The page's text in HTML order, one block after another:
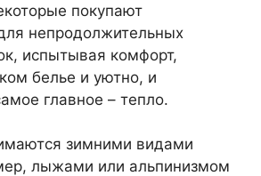
покупают
непродолжительных
испытывая комфорт,
белье и уютно, и
главное – тепло.
зимними видами
лыжами или альпинизмом